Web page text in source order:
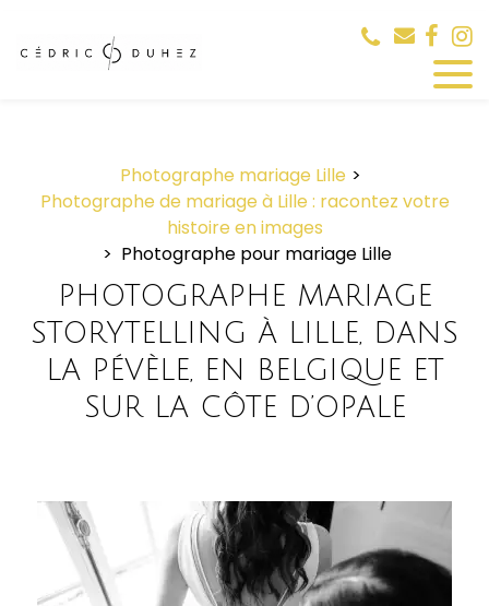
Photographe mariage Lille
Photographe de mariage à Lille : racontez votre
histoire en images
Photographe pour mariage Lille
PHOTOGRAPHE MARIAGE
STORYTELLING À LILLE, DANS
LA PÉVÈLE, EN BELGIQUE ET
SUR LA CÔTE D’OPALE